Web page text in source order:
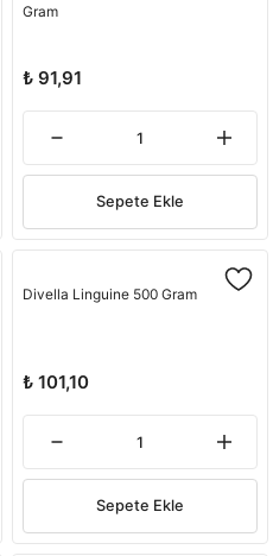
Gram
₺ 91,91
Sepete Ekle
Divella Linguine 500 Gram
₺ 101,10
Sepete Ekle